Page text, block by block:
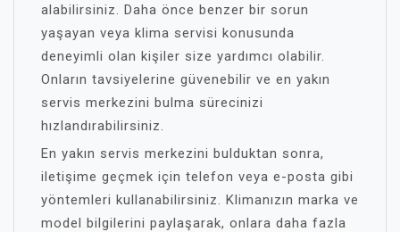
alabilirsiniz. Daha önce benzer bir sorun
yaşayan veya klima servisi konusunda
deneyimli olan kişiler size yardımcı olabilir.
Onların tavsiyelerine güvenebilir ve en yakın
servis merkezini bulma sürecinizi
hızlandırabilirsiniz.
En yakın servis merkezini bulduktan sonra,
iletişime geçmek için telefon veya e-posta gibi
yöntemleri kullanabilirsiniz. Klimanızın marka ve
model bilgilerini paylaşarak, onlara daha fazla